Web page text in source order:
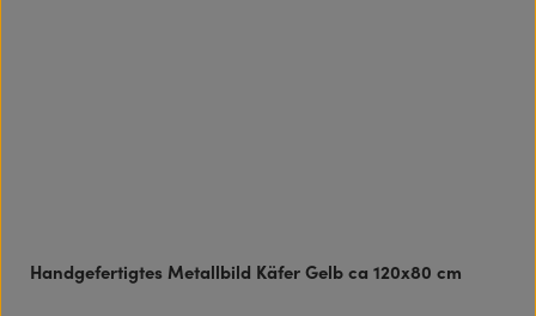
Handgefertigtes Metallbild Käfer Gelb ca 120x80 cm